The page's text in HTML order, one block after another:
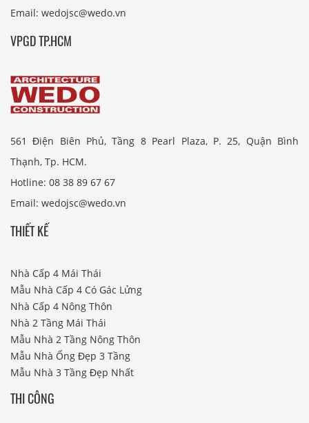
Email: wedojsc@wedo.vn
VPGD TP.HCM
561 Điện Biên Phủ, Tầng 8 Pearl Plaza, P. 25, Quận Bình
Thạnh, Tp. HCM.
Hotline: 08 38 89 67 67
Email: wedojsc@wedo.vn
THIẾT KẾ
Nhà Cấp 4 Mái Thái
Mẫu Nhà Cấp 4 Có Gác Lửng
Nhà Cấp 4 Nông Thôn
Nhà 2 Tầng Mái Thái
Mẫu Nhà 2 Tầng Nông Thôn
Mẫu Nhà Ống Đẹp 3 Tầng
Mẫu Nhà 3 Tầng Đẹp Nhất
THI CÔNG